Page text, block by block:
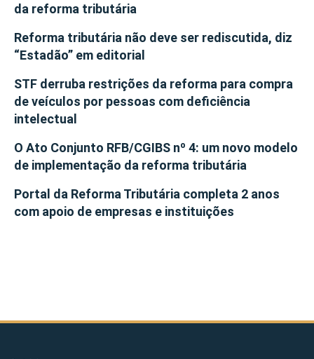
da reforma tributária
Reforma tributária não deve ser rediscutida, diz
“Estadão” em editorial
STF derruba restrições da reforma para compra
de veículos por pessoas com deficiência
intelectual
O Ato Conjunto RFB/CGIBS nº 4: um novo modelo
de implementação da reforma tributária
Portal da Reforma Tributária completa 2 anos
com apoio de empresas e instituições